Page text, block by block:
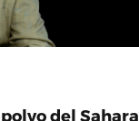
del Sahara